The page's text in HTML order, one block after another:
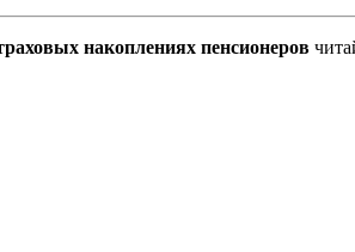
накоплениях пенсионеров